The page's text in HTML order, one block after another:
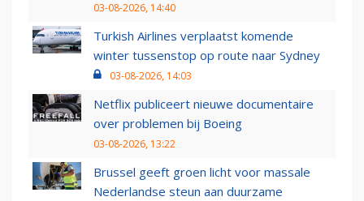
03-08-2026, 14:40
Turkish Airlines verplaatst komende
winter tussenstop op route naar Sydney
03-08-2026, 14:03
Netflix publiceert nieuwe documentaire
over problemen bij Boeing
03-08-2026, 13:22
Brussel geeft groen licht voor massale
Nederlandse steun aan duurzame